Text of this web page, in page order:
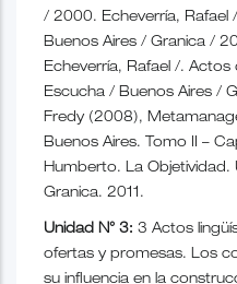
/ 2000. Echeverría, Rafael
Buenos Aires / Granica /
Echeverría, Rafael /. Actos
Escucha / Buenos Aires /
Fredy (2008),
Buenos Aires. Tomo II –
Humberto. La Objetividad.
Granica. 2011.
Unidad N° 3: 3 Actos
ofertas y promesas. Los
su influencia en la